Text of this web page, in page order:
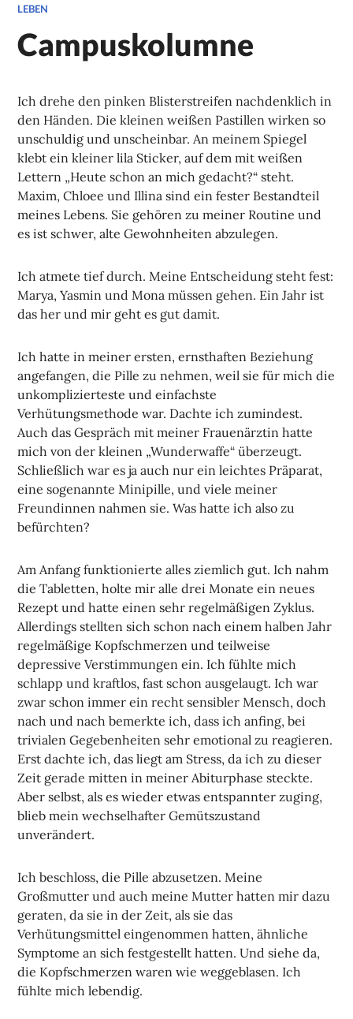
LEBEN
Campuskolumne
Ich drehe den pinken Blisterstreifen nachdenklich in
den Händen. Die kleinen weißen Pastillen wirken so
unschuldig und unscheinbar. An meinem Spiegel
klebt ein kleiner lila Sticker, auf dem mit weißen
Lettern „Heute schon an mich gedacht?“ steht.
Maxim, Chloee und Illina sind ein fester Bestandteil
meines Lebens. Sie gehören zu meiner Routine und
es ist schwer, alte Gewohnheiten abzulegen.
Ich atmete tief durch. Meine Entscheidung steht fest:
Marya, Yasmin und Mona müssen gehen. Ein Jahr ist
das her und mir geht es gut damit.
Ich hatte in meiner ersten, ernsthaften Beziehung
angefangen, die Pille zu nehmen, weil sie für mich die
unkomplizierteste und einfachste
Verhütungsmethode war. Dachte ich zumindest.
Auch das Gespräch mit meiner Frauenärztin hatte
mich von der kleinen „Wunderwaffe“ überzeugt.
Schließlich war es ja auch nur ein leichtes Präparat,
eine sogenannte Minipille, und viele meiner
Freundinnen nahmen sie. Was hatte ich also zu
befürchten?
Am Anfang funktionierte alles ziemlich gut. Ich nahm
die Tabletten, holte mir alle drei Monate ein neues
Rezept und hatte einen sehr regelmäßigen Zyklus.
Allerdings stellten sich schon nach einem halben Jahr
regelmäßige Kopfschmerzen und teilweise
depressive Verstimmungen ein. Ich fühlte mich
schlapp und kraftlos, fast schon ausgelaugt. Ich war
zwar schon immer ein recht sensibler Mensch, doch
nach und nach bemerkte ich, dass ich anfing, bei
trivialen Gegebenheiten sehr emotional zu reagieren.
Erst dachte ich, das liegt am Stress, da ich zu dieser
Zeit gerade mitten in meiner Abiturphase steckte.
Aber selbst, als es wieder etwas entspannter zuging,
blieb mein wechselhafter Gemütszustand
unverändert.
Ich beschloss, die Pille abzusetzen. Meine
Großmutter und auch meine Mutter hatten mir dazu
geraten, da sie in der Zeit, als sie das
Verhütungsmittel eingenommen hatten, ähnliche
Symptome an sich festgestellt hatten. Und siehe da,
die Kopfschmerzen waren wie weggeblasen. Ich
fühlte mich lebendig.